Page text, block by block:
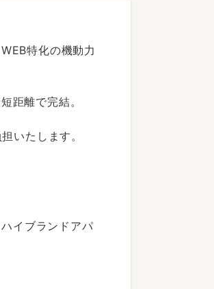
特化の機動力
距離で完結。
いたします。
イブランドアパ